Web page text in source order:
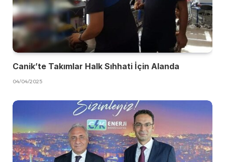
Canik’te Takımlar Halk Sıhhati İçin Alanda
04/04/2025